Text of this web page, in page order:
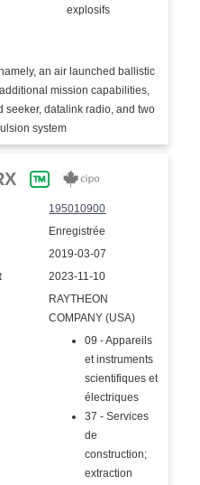
explosifs
an air launched ballistic
mission capabilities,
seeker, datalink radio, and two
system
195010900
Enregistrée
2019-03-07
2023-11-10
RAYTHEON
COMPANY (USA)
09 - Appareils
et instruments
scientifiques et
électriques
37 - Services
de
construction;
extraction